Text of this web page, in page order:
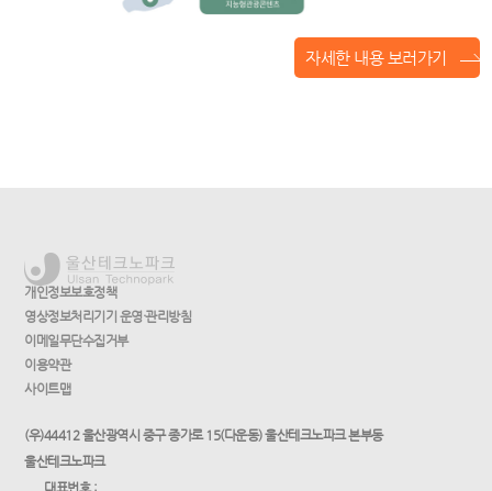
자세한 내용 보러가기
개인정보보호정책
영상정보처리기기 운영·관리방침
이메일무단수집거부
이용약관
사이트맵
(우)44412 울산광역시 중구 종가로 15(다운동) 울산테크노파크 본부동
울산테크노파크
대표번호 :